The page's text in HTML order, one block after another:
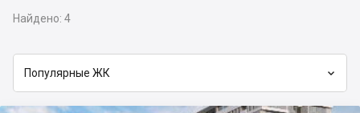
Найдено: 4
Популярные ЖК 